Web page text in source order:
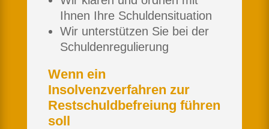
Ihnen Ihre Schuldensituation
Wir unterstützen Sie bei der
Schuldenregulierung
Wenn ein
Insolvenzverfahren zur
Restschuldbefreiung führen
soll